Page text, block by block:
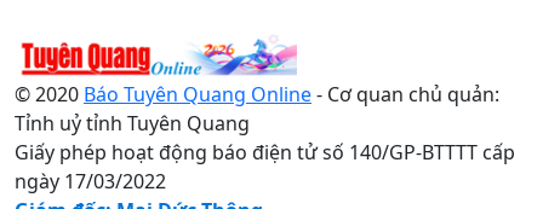
© 2020 Báo Tuyên Quang Online- Cơ quan chủ quản:
Tỉnh uỷ tỉnh Tuyên Quang
Giấy phép hoạt động báo điện tử số 140/GP-BTTTT cấp
ngày 17/03/2022